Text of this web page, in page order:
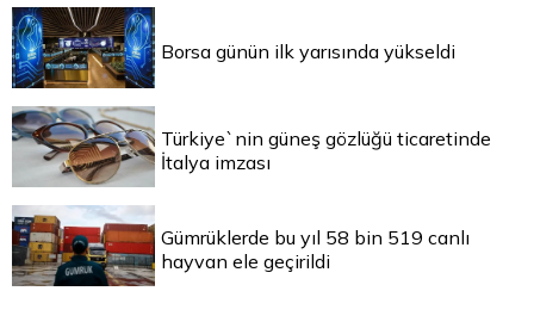
Borsa günün ilk yarısında yükseldi
Türkiye`nin güneş gözlüğü ticaretinde
İtalya imzası
Gümrüklerde bu yıl 58 bin 519 canlı
hayvan ele geçirildi